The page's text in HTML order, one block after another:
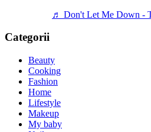
♬ Don't Let Me Down -
Categorii
Beauty
Cooking
Fashion
Home
Lifestyle
Makeup
My baby